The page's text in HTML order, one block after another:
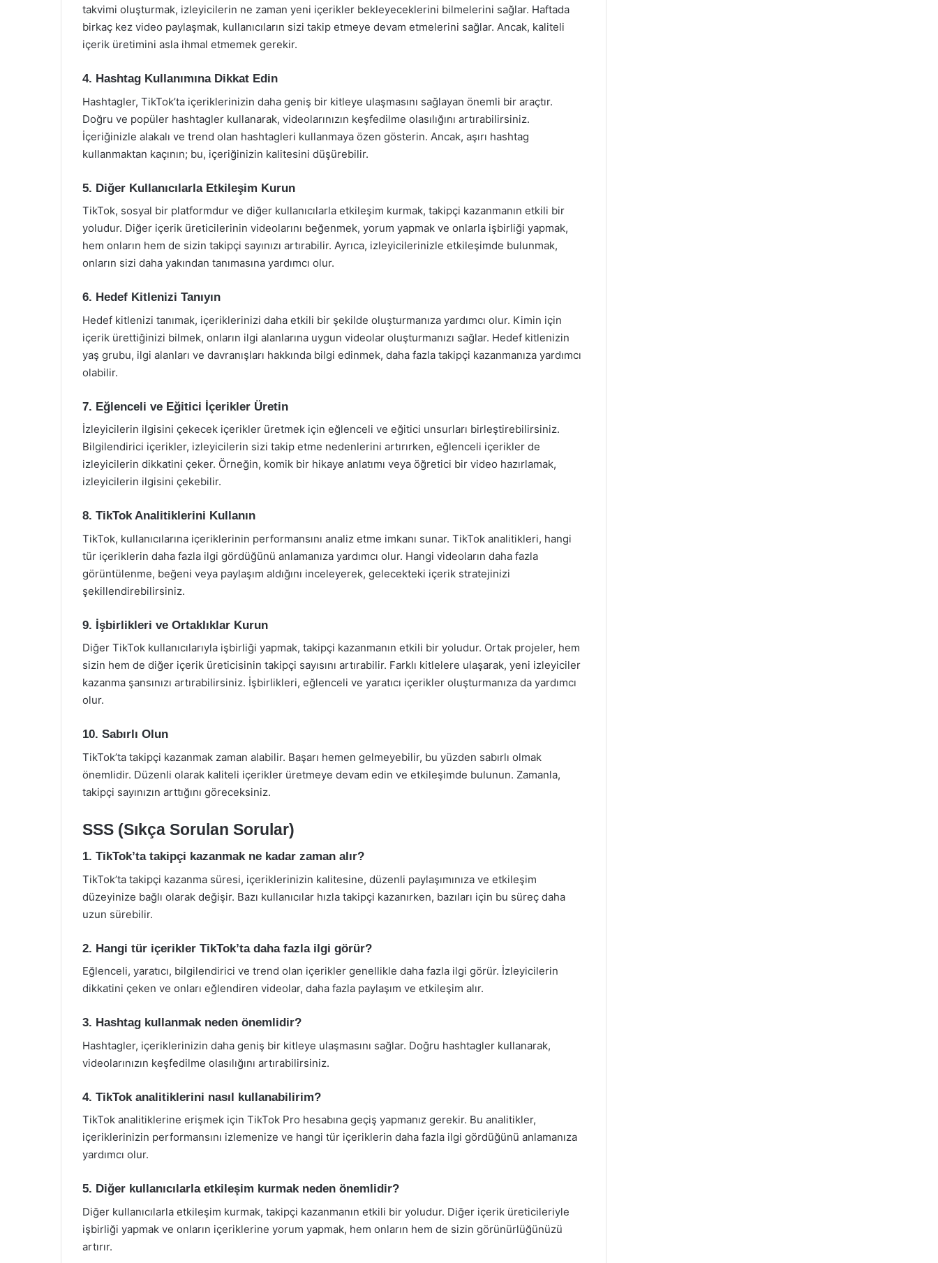
takvimi oluşturmak, izleyicilerin ne zaman yeni içerikler bekleyeceklerini bilmelerini sağlar. Haftada
birkaç kez video paylaşmak, kullanıcıların sizi takip etmeye devam etmelerini sağlar. Ancak, kaliteli
içerik üretimini asla ihmal etmemek gerekir.
4. Hashtag Kullanımına Dikkat Edin
Hashtagler, TikTok’ta içeriklerinizin daha geniş bir kitleye ulaşmasını sağlayan önemli bir araçtır.
Doğru ve popüler hashtagler kullanarak, videolarınızın keşfedilme olasılığını artırabilirsiniz.
İçeriğinizle alakalı ve trend olan hashtagleri kullanmaya özen gösterin. Ancak, aşırı hashtag
kullanmaktan kaçının; bu, içeriğinizin kalitesini düşürebilir.
5. Diğer Kullanıcılarla Etkileşim Kurun
TikTok, sosyal bir platformdur ve diğer kullanıcılarla etkileşim kurmak, takipçi kazanmanın etkili bir
yoludur. Diğer içerik üreticilerinin videolarını beğenmek, yorum yapmak ve onlarla işbirliği yapmak,
hem onların hem de sizin takipçi sayınızı artırabilir. Ayrıca, izleyicilerinizle etkileşimde bulunmak,
onların sizi daha yakından tanımasına yardımcı olur.
6. Hedef Kitlenizi Tanıyın
Hedef kitlenizi tanımak, içeriklerinizi daha etkili bir şekilde oluşturmanıza yardımcı olur. Kimin için
içerik ürettiğinizi bilmek, onların ilgi alanlarına uygun videolar oluşturmanızı sağlar. Hedef kitlenizin
yaş grubu, ilgi alanları ve davranışları hakkında bilgi edinmek, daha fazla takipçi kazanmanıza yardımcı
olabilir.
7. Eğlenceli ve Eğitici İçerikler Üretin
İzleyicilerin ilgisini çekecek içerikler üretmek için eğlenceli ve eğitici unsurları birleştirebilirsiniz.
Bilgilendirici içerikler, izleyicilerin sizi takip etme nedenlerini artırırken, eğlenceli içerikler de
izleyicilerin dikkatini çeker. Örneğin, komik bir hikaye anlatımı veya öğretici bir video hazırlamak,
izleyicilerin ilgisini çekebilir.
8. TikTok Analitiklerini Kullanın
TikTok, kullanıcılarına içeriklerinin performansını analiz etme imkanı sunar. TikTok analitikleri, hangi
tür içeriklerin daha fazla ilgi gördüğünü anlamanıza yardımcı olur. Hangi videoların daha fazla
görüntülenme, beğeni veya paylaşım aldığını inceleyerek, gelecekteki içerik stratejinizi
şekillendirebilirsiniz.
9. İşbirlikleri ve Ortaklıklar Kurun
Diğer TikTok kullanıcılarıyla işbirliği yapmak, takipçi kazanmanın etkili bir yoludur. Ortak projeler, hem
sizin hem de diğer içerik üreticisinin takipçi sayısını artırabilir. Farklı kitlelere ulaşarak, yeni izleyiciler
kazanma şansınızı artırabilirsiniz. İşbirlikleri, eğlenceli ve yaratıcı içerikler oluşturmanıza da yardımcı
olur.
10. Sabırlı Olun
TikTok’ta takipçi kazanmak zaman alabilir. Başarı hemen gelmeyebilir, bu yüzden sabırlı olmak
önemlidir. Düzenli olarak kaliteli içerikler üretmeye devam edin ve etkileşimde bulunun. Zamanla,
takipçi sayınızın arttığını göreceksiniz.
SSS (Sıkça Sorulan Sorular)
1. TikTok’ta takipçi kazanmak ne kadar zaman alır?
TikTok’ta takipçi kazanma süresi, içeriklerinizin kalitesine, düzenli paylaşımınıza ve etkileşim
düzeyinize bağlı olarak değişir. Bazı kullanıcılar hızla takipçi kazanırken, bazıları için bu süreç daha
uzun sürebilir.
2. Hangi tür içerikler TikTok’ta daha fazla ilgi görür?
Eğlenceli, yaratıcı, bilgilendirici ve trend olan içerikler genellikle daha fazla ilgi görür. İzleyicilerin
dikkatini çeken ve onları eğlendiren videolar, daha fazla paylaşım ve etkileşim alır.
3. Hashtag kullanmak neden önemlidir?
Hashtagler, içeriklerinizin daha geniş bir kitleye ulaşmasını sağlar. Doğru hashtagler kullanarak,
videolarınızın keşfedilme olasılığını artırabilirsiniz.
4. TikTok analitiklerini nasıl kullanabilirim?
TikTok analitiklerine erişmek için TikTok Pro hesabına geçiş yapmanız gerekir. Bu analitikler,
içeriklerinizin performansını izlemenize ve hangi tür içeriklerin daha fazla ilgi gördüğünü anlamanıza
yardımcı olur.
5. Diğer kullanıcılarla etkileşim kurmak neden önemlidir?
Diğer kullanıcılarla etkileşim kurmak, takipçi kazanmanın etkili bir yoludur. Diğer içerik üreticileriyle
işbirliği yapmak ve onların içeriklerine yorum yapmak, hem onların hem de sizin görünürlüğünüzü
artırır.